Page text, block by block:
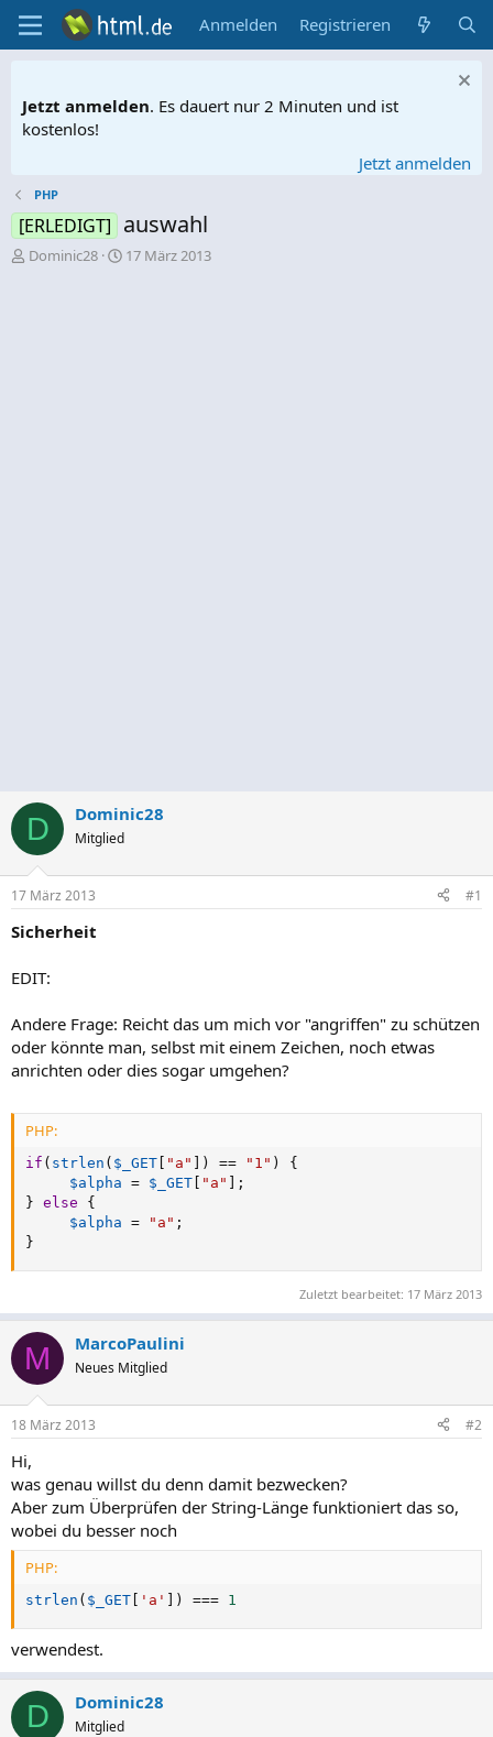
Anmelden Registrieren
Jetzt anmelden. Es dauert nur 2 Minuten und ist
kostenlos!
Jetzt anmelden
PHP
[ERLEDIGT] auswahl
E
Dominic28
E17 März 2013
D Dominic28
Mitglied
17 März 2013 #1
Sicherheit
EDIT:
Andere Frage: Reicht das um mich vor "angriffen" zu schützen
oder könnte man, selbst mit einem Zeichen, noch etwas
anrichten oder dies sogar umgehen?
PHP:
if ( strlen ( $_GET "a" ) == "1" )
{
$alpha = $_GET "a"
;
} else
{
$alpha = "a" ;
}
Zuletzt bearbeitet: 17 März 2013
M MarcoPaulini
Neues Mitglied
18 März 2013 #2
Hi,
was genau willst du denn damit bezwecken?
Aber zum Überprüfen der String-Länge funktioniert das so,
wobei du besser noch
PHP:
strlen ( $_GET 'a' ) === 1
verwendest.
D Dominic28
Mitglied